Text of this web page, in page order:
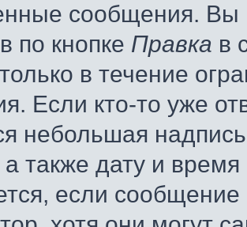
сообщения. Вы
по кнопке Правка в
в течение
Если кто-то уже
небольшая
а также дату и
если